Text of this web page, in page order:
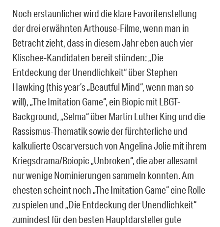
Noch erstaunlicher wird die klare Favoritenstellung
der drei erwähnten Arthouse-Filme, wenn man in
Betracht zieht, dass in diesem Jahr eben auch vier
Klischee-Kandidaten bereit stünden: „Die
Entdeckung der Unendlichkeit“ über Stephen
Hawking (this year’s „Beautful Mind“, wenn man so
will), „The Imitation Game“, ein Biopic mit LBGT-
Background, „Selma“ über Martin Luther King und die
Rassismus-Thematik sowie der fürchterliche und
kalkulierte Oscarversuch von Angelina Jolie mit ihrem
Kriegsdrama/Boiopic „Unbroken“, die aber allesamt
nur wenige Nominierungen sammeln konnten. Am
ehesten scheint noch „The Imitation Game“ eine Rolle
zu spielen und „Die Entdeckung der Unendlichkeit“
zumindest für den besten Hauptdarsteller gute